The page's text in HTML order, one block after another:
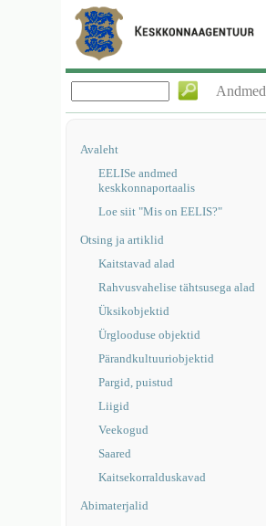
Andmed
Avaleht
EELISe andmed
keskkonnaportaalis
Loe siit "Mis on EELIS?"
Otsing ja artiklid
Kaitstavad alad
Rahvusvahelise tähtsusega alad
Üksikobjektid
Ürglooduse objektid
Pärandkultuuriobjektid
Pargid, puistud
Liigid
Veekogud
Saared
Kaitsekorralduskavad
Abimaterjalid